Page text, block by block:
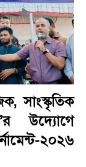
সাংস্কৃতিক
উদ্যোগে
২০২৬